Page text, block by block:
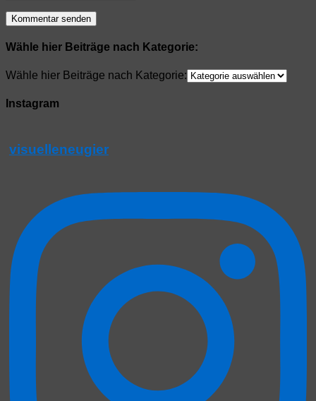
Wähle hier Beiträge nach Kategorie:
Wähle hier Beiträge nach Kategorie:
Instagram
visuelleneugier